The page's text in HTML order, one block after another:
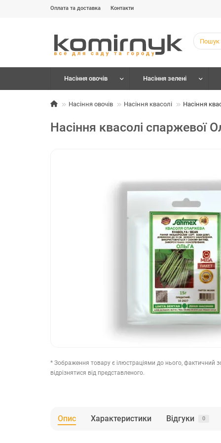
Оплата та доставка Контакти
Насіння овочів Насіння зелені
Насіння овочів Насіння квасолі Насіння
Насіння квасолі спаржевої
* Зображення товару є ілюстраціями до нього, фактичний
відрізнятися від представленого.
Опис Характеристики Відгуки 0